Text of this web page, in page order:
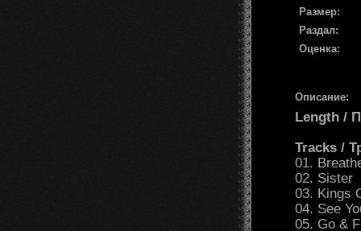
Размер:
Раздал:
Оценка:
Описание:
Length /
Tracks /
01.
02. Sister
03. Kings
04. See
05. Go &